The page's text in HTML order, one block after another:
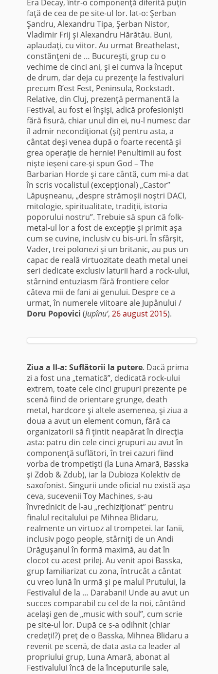
Era Decay, într-o componenţă diferită puţin
faţă de cea de pe site-ul lor. Iat-o: Şerban
Şandru, Alexandru Tipa, Şerban Nistor,
Vladimir Frij şi Alexandru Hărătău. Buni,
aplaudaţi, cu viitor. Au urmat Breathelast,
constănţeni de … Bucureşti, grup cu o
vechime de cinci ani, şi ei cumva la început
de drum, dar deja cu prezenţe la festivaluri
precum B’est Fest, Peninsula, Rockstadt.
Relative, din Cluj, prezenţă permanentă la
Festival, au fost ei înşişi, adică profesionişti
fără fisură, chiar unul din ei, nu-l numesc dar
îl admir necondiţionat (şi) pentru asta, a
cântat deşi venea după o foarte recentă şi
grea operaţie de hernie! Penultimii au fost
nişte ieşeni care-şi spun God – The
Barbarian Horde şi care cântă, cum mi-a dat
în scris vocalistul (excepţional) „Castor”
Lăpuşneanu, „despre strămoşii noştri DACI,
mitologie, spiritualitate, tradiţii, istoria
poporului nostru”. Trebuie să spun că folk-
metal-ul lor a fost de excepţie şi primit aşa
cum se cuvine, inclusiv cu bis-uri. În sfârşit,
Vader, trei polonezi şi un britanic, au pus un
capac de reală virtuozitate death metal unei
seri dedicate exclusiv laturii hard a rock-ului,
stârnind entuziasm fără frontiere celor
câteva mii de fani ai genului. Despre ce a
urmat, în numerele viitoare ale Jupânului /
Doru Popovici (Jupînu’, 26 august 2015).
Ziua a II-a: Suflătorii la putere. Dacă prima
zi a fost una „tematică”, dedicată rock-ului
extrem, toate cele cinci grupuri prezente pe
scenă fiind de orientare grunge, death
metal, hardcore şi altele asemenea, şi ziua a
doua a avut un element comun, fără ca
organizatorii să fi ţintit neapărat în direcţia
asta: patru din cele cinci grupuri au avut în
componenţă suflători, în trei cazuri fiind
vorba de trompetişti (la Luna Amară, Basska
şi Zdob & Zdub), iar la Dubioza Kolektiv de
saxofonist. Singurii unde oficial nu există aşa
ceva, sucevenii Toy Machines, s-au
învrednicit de l-au „rechiziţionat” pentru
finalul recitalului pe Mihnea Blidaru,
realmente un virtuoz al trompetei. Iar fanii,
inclusiv pogo people, stârniţi de un Andi
Drăguşanul în formă maximă, au dat în
clocot cu acest prilej. Au venit apoi Basska,
grup familiarizat cu zona, întrucât a cântat
cu vreo lună în urmă şi pe malul Prutului, la
Festivalul de la … Darabani! Unde au avut un
succes comparabil cu cel de la noi, cântând
acelaşi gen de „music with soul”, cum scrie
pe site-ul lor. După ce s-a odihnit (chiar
credeţi!?) preţ de o Basska, Mihnea Blidaru a
revenit pe scenă, de data asta ca leader al
propriului grup, Luna Amară, abonat al
Festivalului încă de la începuturile sale,